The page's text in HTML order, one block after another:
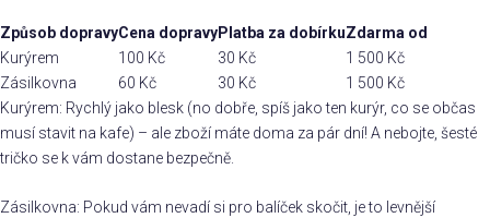
Způsob dopravyCena dopravyPlatba za dobírkuZdarma od
Kurýrem
100 Kč 30 Kč
1 500 Kč
Zásilkovna
60 Kč 30 Kč
1 500 Kč
Kurýrem: Rychlý jako blesk (no dobře, spíš jako ten kurýr, co se občas
musí stavit na kafe) – ale zboží máte doma za pár dní! A nebojte, šesté
tričko se k vám dostane bezpečně.
Zásilkovna: Pokud vám nevadí si pro balíček skočit, je to levnější